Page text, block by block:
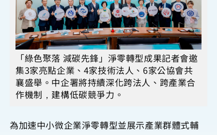
「綠色聚落 減碳先鋒」淨零轉型成果記者會邀
集3家亮點企業、4家技術法人、6家公協會共
襄盛舉。中企署將持續深化跨法人、跨產業合
作機制，建構低碳競爭力。
為加速中小微企業淨零轉型並展示產業群體式輔